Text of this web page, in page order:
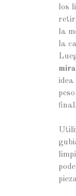
los
la
la
final.